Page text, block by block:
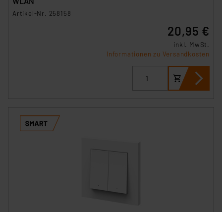
Artikel-Nr. 258158
20,95 €
inkl. MwSt.
Informationen zu Versandkosten